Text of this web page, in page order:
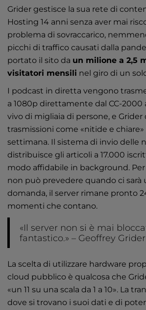
Grider gestisce la sua rete di
Hosting 14 anni senza aver mai
problema di sovraccarico,
picchi di traffico causati dalla
portato il sito da un milione a 2,5
visitatori mensili nel giro di un
I podcast in diretta vengono
a 1080p direttamente dal CC-2000
vivo di migliaia di persone, e Grider
trasmissioni come «nitide e
settimana. Il sistema di invio delle
distribuisce gli articoli a 17.000
modo affidabile in background.
non può prevedere quando ci sarà
domanda, il server rimane pronto
momenti che contano.
«Il server non si è mai
fantastico.» – Geoffrey Grider
La scelta di utilizzare hardware
cloud pubblico è qualcosa che
«un 11 su una scala da 1 a 10». La
dove si trovano i suoi dati e di